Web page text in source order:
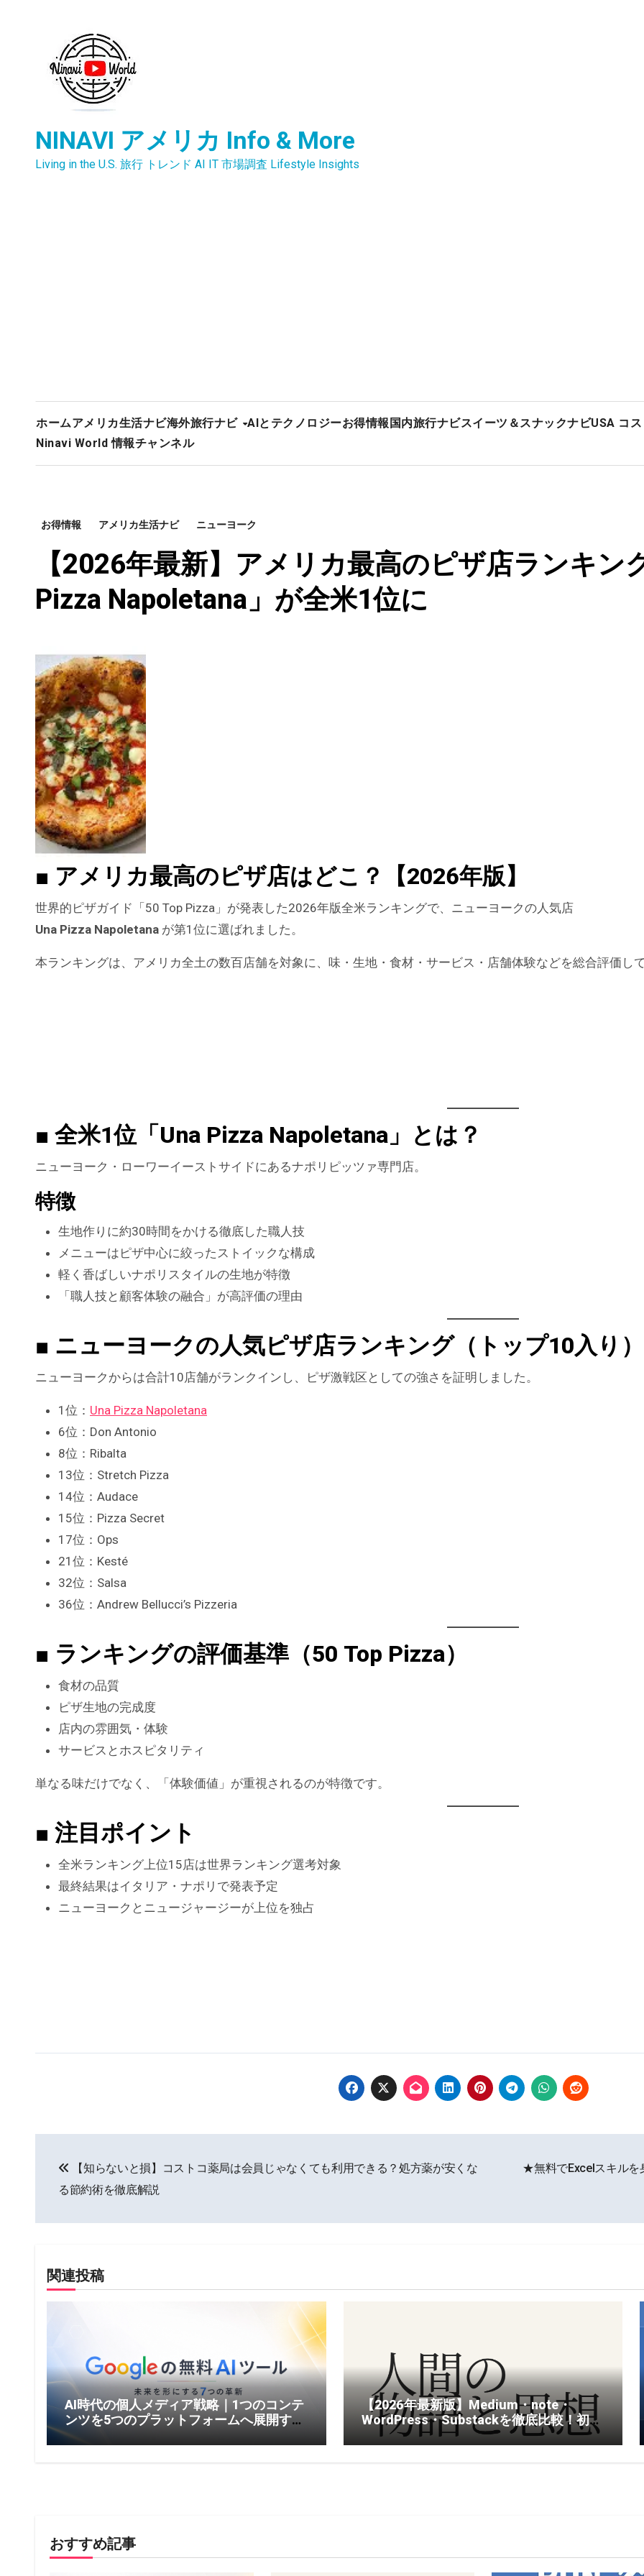
NINAVI アメリカ Info & More
Living in the U.S. 旅行 トレンド AI IT 市場調査 Lifestyle Insights
ホームアメリカ生活ナビ海外旅行ナビ AIとテクノロジーお得情報 国内旅行ナビスイーツ＆スナックナビUSA コス
Ninavi World 情報チャンネル
お得情報 アメリカ生活ナビ ニューヨーク
【2026年最新】アメリカ最高のピザ店ランキン
Pizza Napoletana」が全米1位に
■ アメリカ最高のピザ店はどこ？【2026年版】
世界的ピザガイド「50 Top Pizza」が発表した2026年版全米ランキングで、ニューヨークの人気店
Una Pizza Napoletana が第1位に選ばれました。
本ランキングは、アメリカ全土の数百店舗を対象に、味・生地・食材・サービス・店舗体験などを総合評価し
■ 全米1位「Una Pizza Napoletana」とは？
ニューヨーク・ローワーイーストサイドにあるナポリピッツァ専門店。
特徴
生地作りに約30時間をかける徹底した職人技
メニューはピザ中心に絞ったストイックな構成
軽く香ばしいナポリスタイルの生地が特徴
「職人技と顧客体験の融合」が高評価の理由
■ ニューヨークの人気ピザ店ランキング（トップ10入り）
ニューヨークからは合計10店舗がランクインし、ピザ激戦区としての強さを証明しました。
1位： Una Pizza Napoletana
6位：Don Antonio
8位：Ribalta
13位：Stretch Pizza
14位：Audace
15位：Pizza Secret
17位：Ops
21位：Kesté
32位：Salsa
36位：Andrew Bellucci’s Pizzeria
■ ランキングの評価基準（50 Top Pizza）
食材の品質
ピザ生地の完成度
店内の雰囲気・体験
サービスとホスピタリティ
単なる味だけでなく、「体験価値」が重視されるのが特徴です。
■ 注目ポイント
全米ランキング上位15店は世界ランキング選考対象
最終結果はイタリア・ナポリで発表予定
ニューヨークとニュージャージーが上位を独占
ゲ
ー
ン
【知らないと損】コストコ薬局は会員じゃなくても利用できる？処方薬が安くな
る節約術を徹底解説
★無料でExcelスキルを
関連投稿
AI時代の個人メディア戦略｜1つのコンテ
ンツを5つのプラットフォームへ展開する
方法【2026年版】
【2026年最新版】Medium・note・
WordPress・Substackを徹底比較！初心
者がブログを始めるならどれがおすす
め？
おすすめ記事